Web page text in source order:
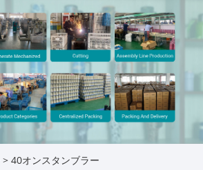
> 40オンスタンブラー